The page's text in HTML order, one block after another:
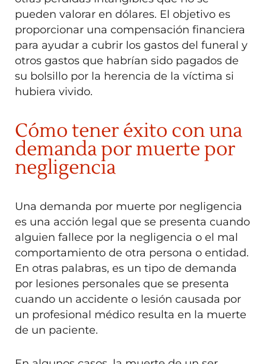
pueden valorar en dólares. El objetivo es
proporcionar una compensación financiera
para ayudar a cubrir los gastos del funeral y
otros gastos que habrían sido pagados de
su bolsillo por la herencia de la víctima si
hubiera vivido.
Cómo tener éxito con una
demanda por muerte por
negligencia
Una demanda por muerte por negligencia
es una acción legal que se presenta cuando
alguien fallece por la negligencia o el mal
comportamiento de otra persona o entidad.
En otras palabras, es un tipo de demanda
por lesiones personales que se presenta
cuando un accidente o lesión causada por
un profesional médico resulta en la muerte
de un paciente.